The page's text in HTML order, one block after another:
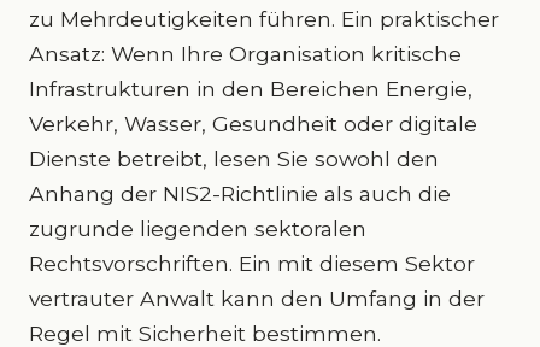
zu Mehrdeutigkeiten führen. Ein praktischer
Ansatz: Wenn Ihre Organisation kritische
Infrastrukturen in den Bereichen Energie,
Verkehr, Wasser, Gesundheit oder digitale
Dienste betreibt, lesen Sie sowohl den
Anhang der NIS2-Richtlinie als auch die
zugrunde liegenden sektoralen
Rechtsvorschriften. Ein mit diesem Sektor
vertrauter Anwalt kann den Umfang in der
Regel mit Sicherheit bestimmen.